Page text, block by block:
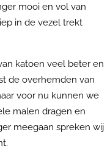
mooi en vol van
in de vezel trekt
katoen veel beter en
de overhemden van
voor nu kunnen we
malen dragen en
meegaan spreken wij